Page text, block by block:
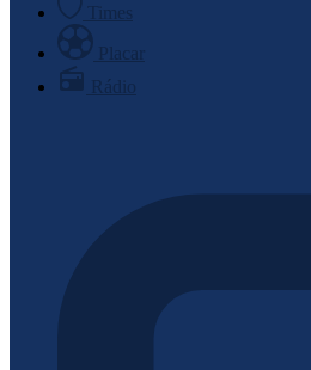
Times
Placar
Rádio